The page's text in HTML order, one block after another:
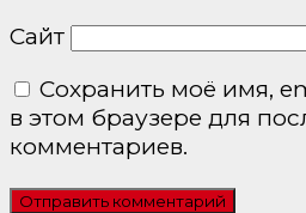
Сайт
Сохранить моё имя,
в этом браузере для
комментариев.